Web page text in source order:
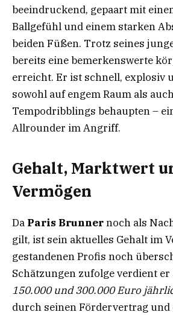
beeindruckend, gepaart mit
Ballgefühl und einem starken
beiden Füßen. Trotz seines
bereits eine bemerkenswerte
erreicht. Er ist schnell, explosiv
sowohl auf engem Raum als
Tempodribblings behaupten –
Allrounder im Angriff.
Gehalt, Marktwert
Vermögen
Da Paris Brunnernoch als
gilt, ist sein aktuelles Gehalt im
gestandenen Profis noch
Schätzungen zufolge verdient
150.000 und 300.000 Euro
durch seinen Fördervertrag und